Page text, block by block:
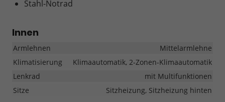
Stahl-Notrad
Innen
Armlehnen
Mittelarmlehne
Klimatisierung
Klimaautomatik, 2-Zonen-Klimaautomatik
Lenkrad
mit Multifunktionen
Sitze
Sitzheizung, Sitzheizung hinten